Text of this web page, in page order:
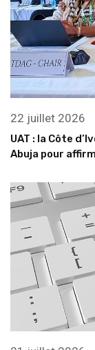
22 juillet 2026
UAT : la Côte
Abuja pour